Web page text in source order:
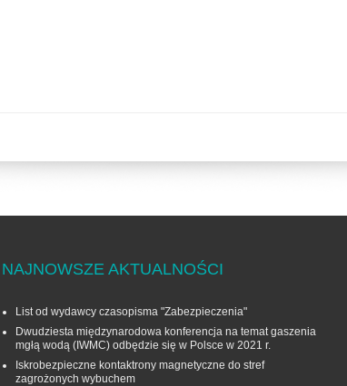
NAJNOWSZE AKTUALNOŚCI
List od wydawcy czasopisma "Zabezpieczenia"
Dwudziesta międzynarodowa konferencja na temat gaszenia
mgłą wodą (IWMC) odbędzie się w Polsce w 2021 r.
Iskrobezpieczne kontaktrony magnetyczne do stref
zagrożonych wybuchem